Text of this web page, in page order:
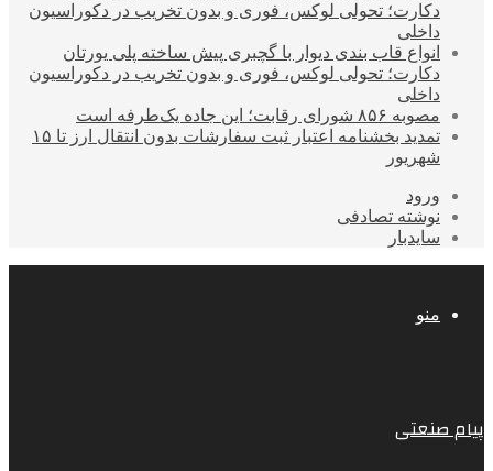
دکارت؛ تحولی لوکس، فوری و بدون تخریب در دکوراسیون
داخلی
انواع قاب بندی دیوار با گچبری پیش ساخته پلی یورتان
دکارت؛ تحولی لوکس، فوری و بدون تخریب در دکوراسیون
داخلی
مصوبه ۸۵۶ شورای رقابت؛ این جاده یک‌طرفه است
تمدید بخشنامه اعتبار ثبت سفارشات بدون انتقال ارز تا ۱۵
شهریور
ورود
نوشته تصادفی
سایدبار
منو
پیام صنعتی